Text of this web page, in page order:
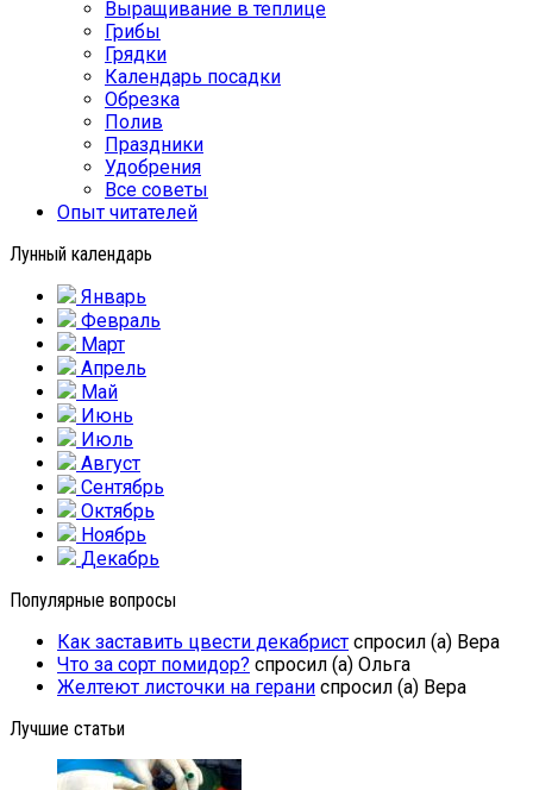
Выращивание в теплице
Грибы
Грядки
Календарь посадки
Обрезка
Полив
Праздники
Удобрения
Все советы
Опыт читателей
Лунный календарь
Январь
Февраль
Март
Апрель
Май
Июнь
Июль
Август
Сентябрь
Октябрь
Ноябрь
Декабрь
Популярные вопросы
Как заставить цвести декабрист спросил (а) Вера
Что за сорт помидор? спросил (а) Ольга
Желтеют листочки на герани спросил (а) Вера
Лучшие статьи